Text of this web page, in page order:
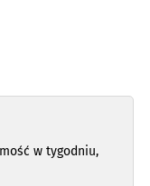
w tygodniu,